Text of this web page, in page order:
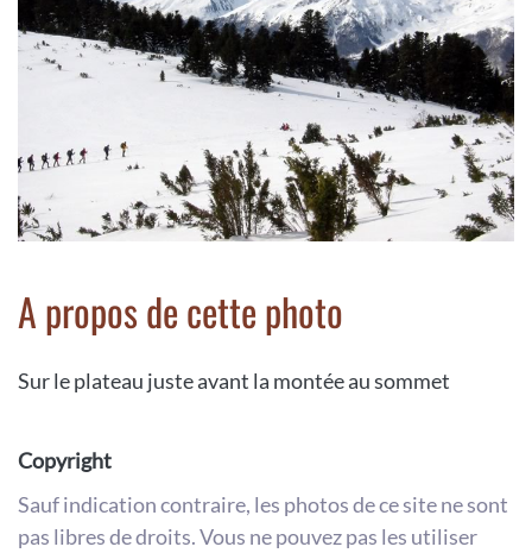
A propos de cette photo
Sur le plateau juste avant la montée au sommet
Copyright
Sauf indication contraire, les photos de ce site ne sont
pas libres de droits. Vous ne pouvez pas les utiliser